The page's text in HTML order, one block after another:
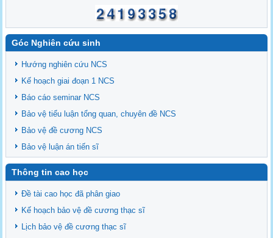
Góc Nghiên cứu sinh
Hướng nghiên cứu NCS
Kế hoạch giai đoạn 1 NCS
Báo cáo seminar NCS
Bảo vệ tiểu luận tổng quan, chuyên đề NCS
Bảo vệ đề cương NCS
Bảo vệ luận án tiến sĩ
Thông tin cao học
Đề tài cao học đã phân giao
Kế hoạch bảo vệ đề cương thạc sĩ
Lịch bảo vệ đề cương thạc sĩ